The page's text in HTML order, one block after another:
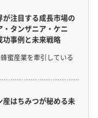
注目する成長市場の
タンザニア・ケニ
功事例と未来戦略
蜜産業を牽引している
産はちみつが秘める未